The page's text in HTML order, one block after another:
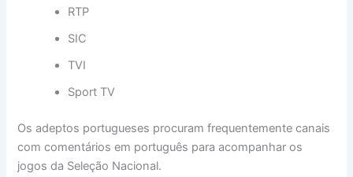
RTP
SIC
TVI
Sport TV
Os adeptos portugueses procuram frequentemente canais
com comentários em português para acompanhar os
jogos da Seleção Nacional.